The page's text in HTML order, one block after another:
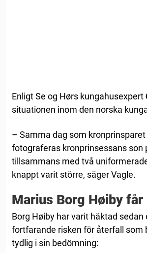
Enligt Se og Hørs kungahusexpert
situationen inom den norska
– Samma dag som
fotograferas kronprinsessans son
tillsammans med två
knappt varit större, säger Vagle.
Marius Borg Høiby
Borg Høiby har varit häktad
fortfarande risken för återfall som
tydlig i sin bedömning: